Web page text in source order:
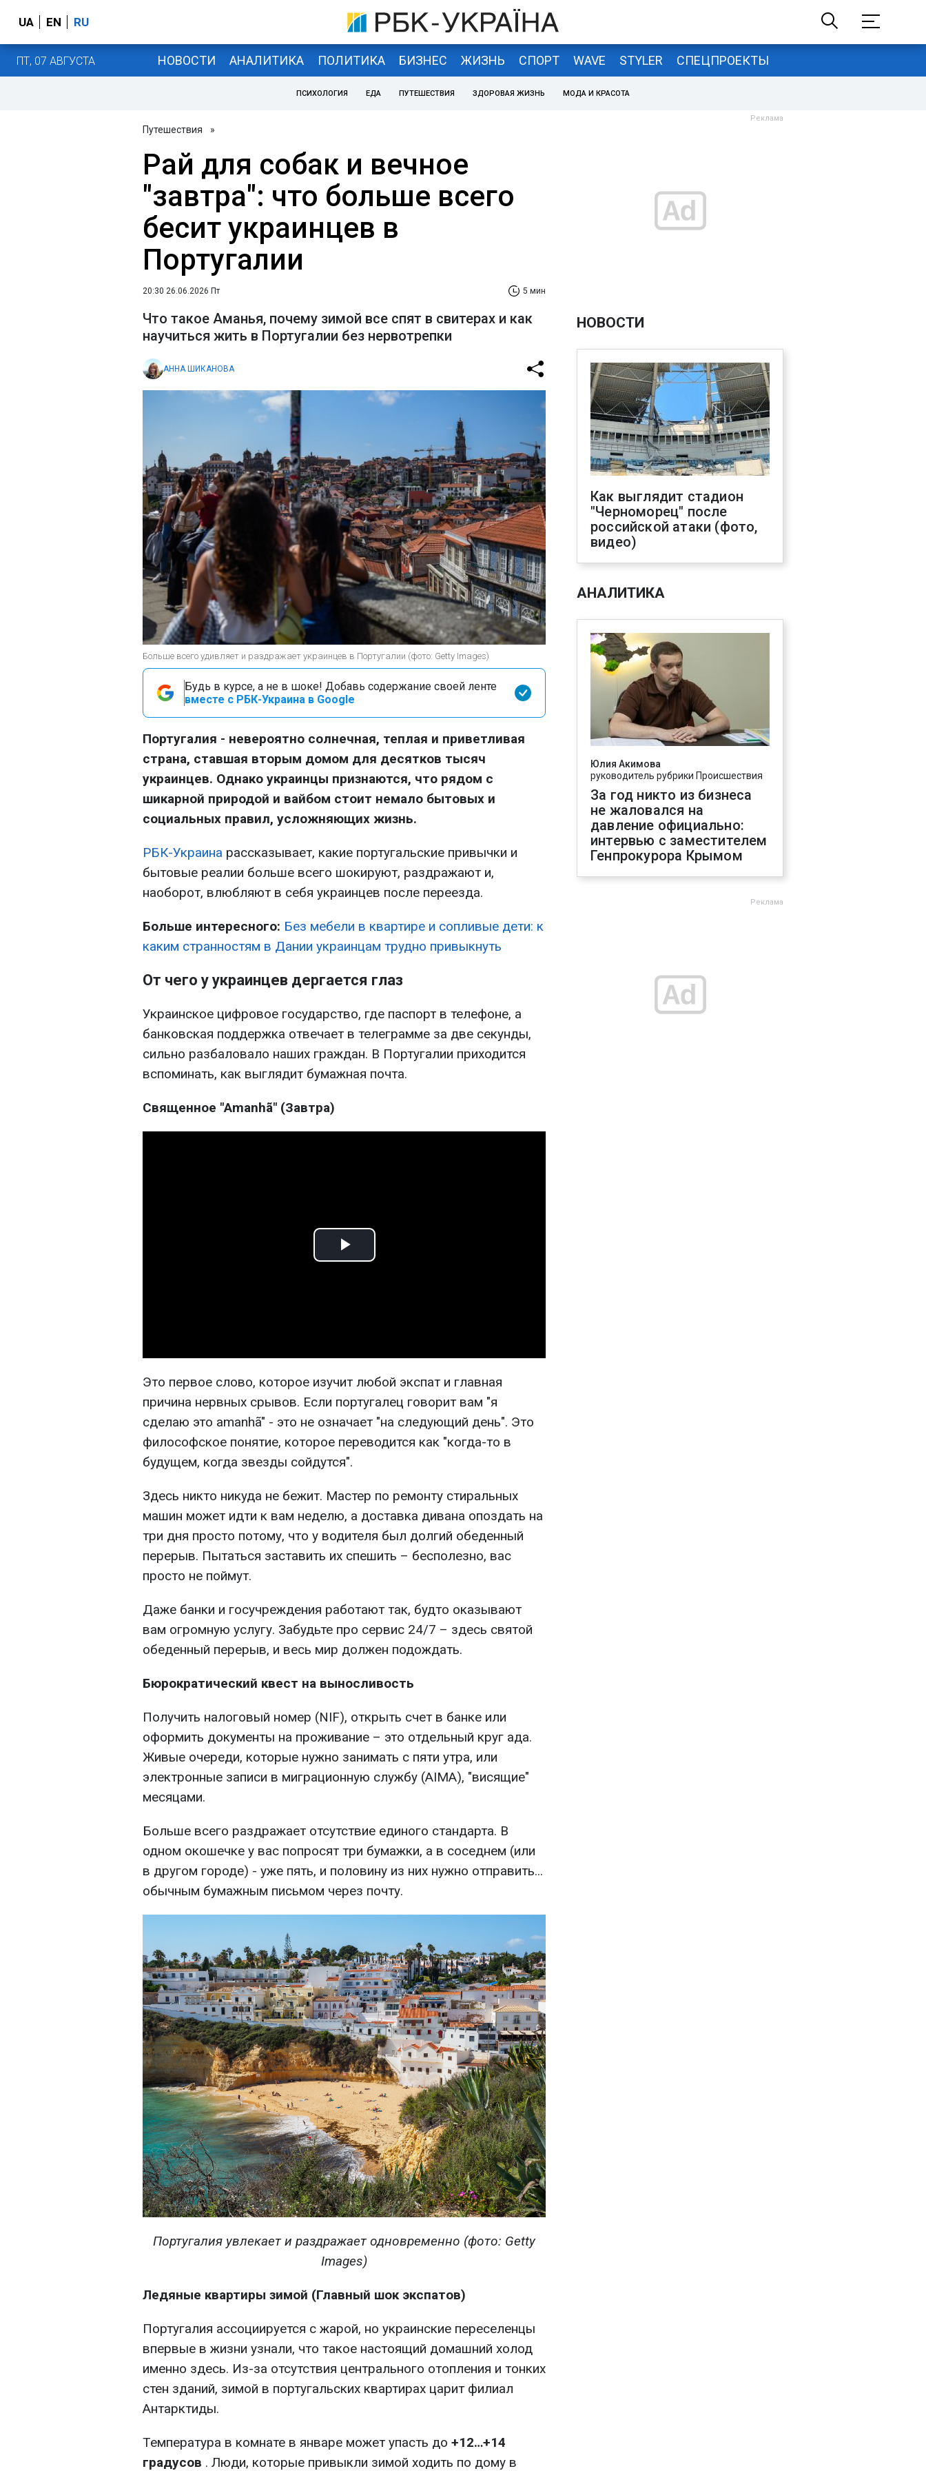
UA EN RU
ПТ, 07 АВГУСТА НОВОСТИ АНАЛИТИКА ПОЛИТИКА БИЗНЕС ЖИЗНЬ СПОРТ WAVE STYLER СПЕЦПРОЕКТЫ
ПСИХОЛОГИЯ ЕДА ПУТЕШЕСТВИЯ ЗДОРОВАЯ ЖИЗНЬ МОДА И КРАСОТА
Путешествия »
Рай для собак и вечное
"завтра": что больше всего
бесит украинцев в
Португалии
20:30 26.06.2026 Пт 5 мин
Что такое Аманья, почему зимой все спят в свитерах и как
научиться жить в Португалии без нервотрепки
АННА ШИКАНОВА
Больше всего удивляет и раздражает украинцев в Португалии (фото: Getty Images)
Будь в курсе, а не в шоке! Добавь содержание своей ленте
вместе с РБК-Украина в Google
Португалия - невероятно солнечная, теплая и приветливая
страна, ставшая вторым домом для десятков тысяч
украинцев. Однако украинцы признаются, что рядом с
шикарной природой и вайбом стоит немало бытовых и
социальных правил, усложняющих жизнь.
РБК-Украина рассказывает, какие португальские привычки и
бытовые реалии больше всего шокируют, раздражают и,
наоборот, влюбляют в себя украинцев после переезда.
Больше интересного: Без мебели в квартире и сопливые дети: к
каким странностям в Дании украинцам трудно привыкнуть
От чего у украинцев дергается глаз
Украинское цифровое государство, где паспорт в телефоне, а
банковская поддержка отвечает в телеграмме за две секунды,
сильно разбаловало наших граждан. В Португалии приходится
вспоминать, как выглядит бумажная почта.
Священное "Amanhã" (Завтра)
Play
Это первое слово, которое изучит любой экспат и главная
причина нервных срывов. Если португалец говорит вам "я
сделаю это amanhã" - это не означает "на следующий день". Это
философское понятие, которое переводится как "когда-то в
будущем, когда звезды сойдутся".
Здесь никто никуда не бежит. Мастер по ремонту стиральных
машин может идти к вам неделю, а доставка дивана опоздать на
три дня просто потому, что у водителя был долгий обеденный
перерыв. Пытаться заставить их спешить – бесполезно, вас
просто не поймут.
Даже банки и госучреждения работают так, будто оказывают
вам огромную услугу. Забудьте про сервис 24/7 – здесь святой
обеденный перерыв, и весь мир должен подождать.
Бюрократический квест на выносливость
Получить налоговый номер (NIF), открыть счет в банке или
оформить документы на проживание – это отдельный круг ада.
Живые очереди, которые нужно занимать с пяти утра, или
электронные записи в миграционную службу (AIMA), "висящие"
месяцами.
Больше всего раздражает отсутствие единого стандарта. В
одном окошечке у вас попросят три бумажки, а в соседнем (или
в другом городе) - уже пять, и половину из них нужно отправить...
обычным бумажным письмом через почту.
Португалия увлекает и раздражает одновременно (фото: Getty
Images)
Ледяные квартиры зимой (Главный шок экспатов)
Португалия ассоциируется с жарой, но украинские переселенцы
впервые в жизни узнали, что такое настоящий домашний холод
именно здесь. Из-за отсутствия центрального отопления и тонких
стен зданий, зимой в португальских квартирах царит филиал
Антарктиды.
Температура в комнате в январе может упасть до +12…+14
градусов . Люди, которые привыкли зимой ходить по дому в
НОВОСТИ
Как выглядит стадион
"Черноморец" после
российской атаки (фото,
видео)
АНАЛИТИКА
Юлия Акимова
руководитель рубрики Происшествия
За год никто из бизнеса
не жаловался на
давление официально:
интервью с заместителем
Генпрокурора Крымом